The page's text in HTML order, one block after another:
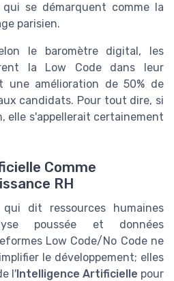
se démarquent comme la
parisien.
le baromètre digital, les
la Low Code dans leur
une amélioration de 50% de
candidats. Pour tout dire, si
elle s'appellerait certainement
Comme
RH
dit ressources humaines
poussée et données
Low Code/No Code ne
le développement; elles
l'Intelligence Artificielle pour